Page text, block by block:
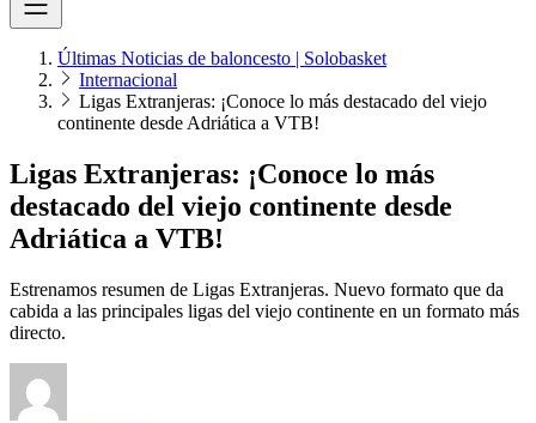
Últimas Noticias de baloncesto | Solobasket
Internacional
Ligas Extranjeras: ¡Conoce lo más destacado del viejo
continente desde Adriática a VTB!
Ligas Extranjeras: ¡Conoce lo más
destacado del viejo continente desde
Adriática a VTB!
Estrenamos resumen de Ligas Extranjeras. Nuevo formato que da
cabida a las principales ligas del viejo continente en un formato más
directo.